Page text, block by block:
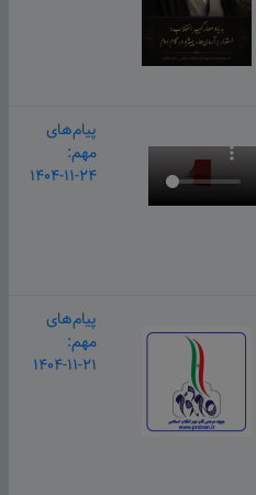
پیام‌های
مهم:
۱۴۰۴-۱۱-۲۴
پیام‌های
مهم:
۱۴۰۴-۱۱-۲۱